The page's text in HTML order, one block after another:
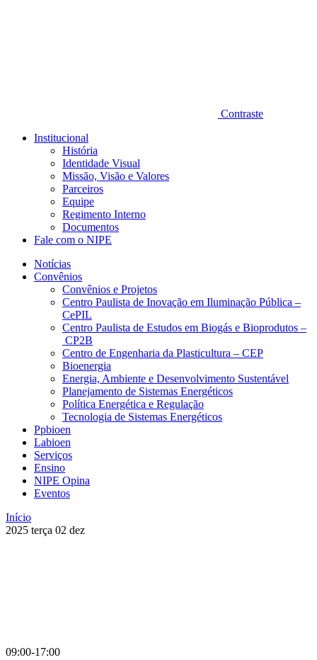
Contraste
Institucional
História
Identidade Visual
Missão, Visão e Valores
Parceiros
Equipe
Regimento Interno
Documentos
Fale com o NIPE
Notícias
Convênios
Convênios e Projetos
Centro Paulista de Inovação em Iluminação Pública –
CePIL
Centro Paulista de Estudos em Biogás e Bioprodutos –
CP2B
Centro de Engenharia da Plasticultura – CEP
Bioenergia
Energia, Ambiente e Desenvolvimento Sustentável
Planejamento de Sistemas Energéticos
Política Energética e Regulação
Tecnologia de Sistemas Energéticos
Ppbioen
Labioen
Serviços
Ensino
NIPE Opina
Eventos
Início
2025 terça 02 dez
09:00-17:00